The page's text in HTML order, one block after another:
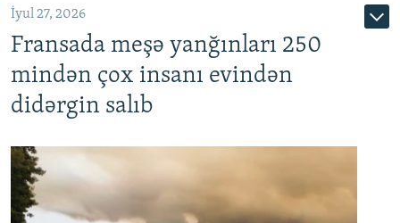
İyul 27, 2026
Fransada meşə yanğınları 250
mindən çox insanı evindən
didərgin salıb